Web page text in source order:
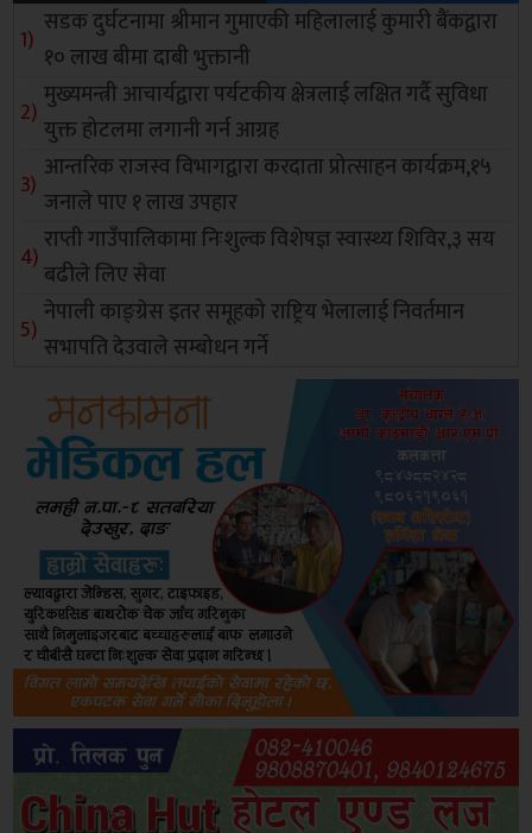
सडक दुर्घटनामा श्रीमान गुमाएकी महिलालाई कुमारी बैंकद्वारा
१० लाख बीमा दाबी भुक्तानी
मुख्यमन्त्री आचार्यद्वारा पर्यटकीय क्षेत्रलाई लक्षित गर्दै सुविधा
युक्त होटलमा लगानी गर्न आग्रह
आन्तरिक राजस्व विभागद्वारा करदाता प्रोत्साहन कार्यक्रम,१५
जनाले पाए १ लाख उपहार
राप्ती गाउँपालिकामा निःशुल्क विशेषज्ञ स्वास्थ्य शिविर,३ सय
बढीले लिए सेवा
नेपाली काङ्ग्रेस इतर समूहको राष्ट्रिय भेलालाई निवर्तमान
सभापति देउवाले सम्बोधन गर्ने